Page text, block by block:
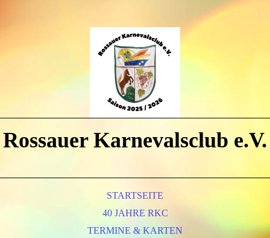
Rossauer Karnevalsclub e.V.
STARTSEITE
40 JAHRE RKC
TERMINE & KARTEN